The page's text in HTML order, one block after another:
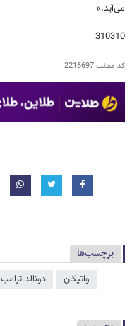
می‌آید.»
310310
کد مطلب2216697
برچسب‌ها
واتیکان دونالد ترامپ